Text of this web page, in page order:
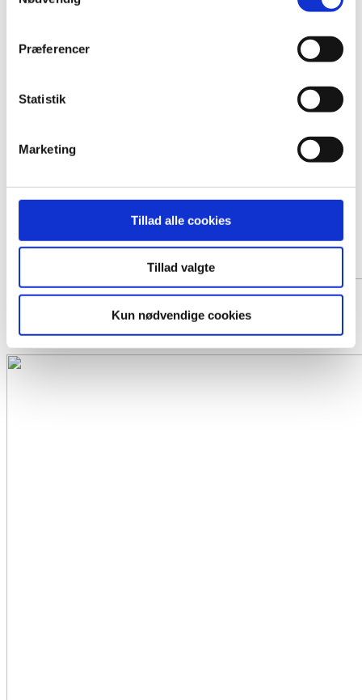
Præferencer
Statistik
Marketing
Tillad alle cookies
Tillad valgte
Kun nødvendige cookies
Heim Velour Sort m. Guldkant Kors
Fra 1290,- DKK